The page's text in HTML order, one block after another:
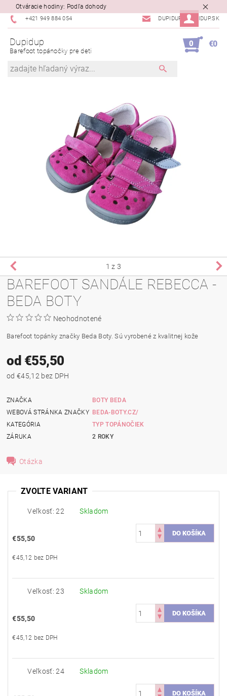
Otváracie hodiny: Podľa dohody
+421 949 884 054 DUPIDUP@DUPIDUP.SK
Dupidup
Barefoot topánočky pre deti
0 €0
1 z 3
BAREFOOT SANDÁLE REBECCA -
BEDA BOTY
Neohodnotené
Barefoot topánky značky Beda Boty. Sú vyrobené z kvalitnej kože
od €55,50
od €45,12 bez DPH
ZNAČKA
BOTY BEDA
WEBOVÁ STRÁNKA ZNAČKY BEDA-BOTY.CZ/
KATEGÓRIA
TYP TOPÁNOČIEK
ZÁRUKA
2 ROKY
Otázka
ZVOĽTE VARIANT
Veľkosť: 22 Skladom
€55,50
€45,12 bez DPH
Veľkosť: 23 Skladom
€55,50
€45,12 bez DPH
Veľkosť: 24 Skladom